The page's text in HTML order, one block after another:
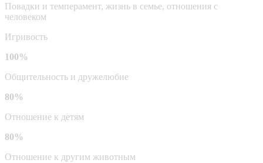
Повадки и темперамент, жизнь в семье, отношения с
человеком
Игривость
100%
Общительность и дружелюбие
80%
Отношение к детям
80%
Отношение к другим животным